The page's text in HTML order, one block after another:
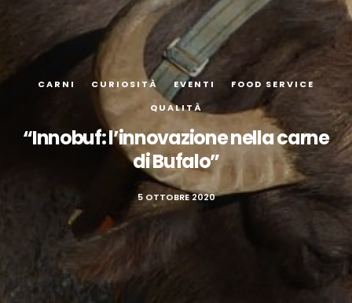
CARNI CURIOSITÀ EVENTI
FOOD SERVICE
QUALITÀ
“Innobuf: l’innovazione nella carne
di Bufalo”
5 OTTOBRE 2020